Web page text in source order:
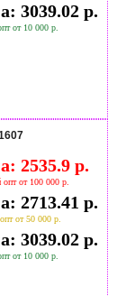
3039.02 р.
от 10 000 р.
2535.9 р.
от 100 000 р.
2713.41 р.
от 50 000 р.
3039.02 р.
от 10 000 р.